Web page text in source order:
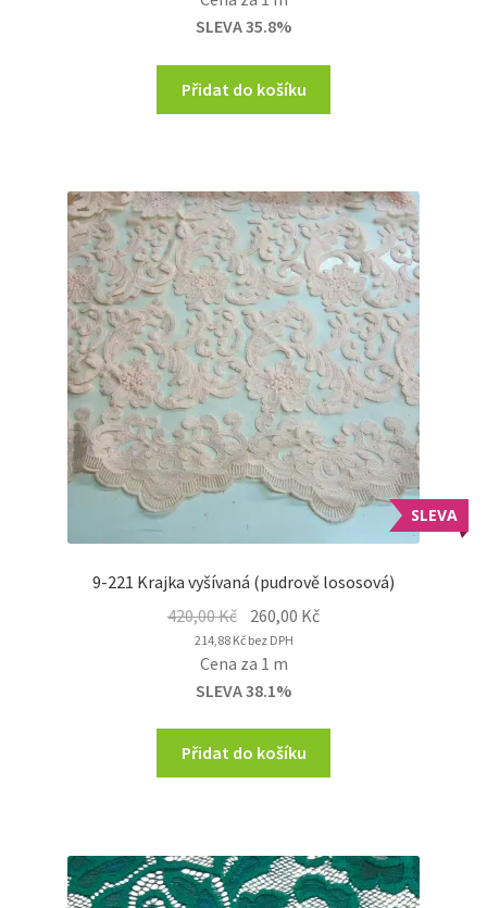
was:
330,00 Kč.
SLEVA 35.8%
Přidat do košíku
SLEVA
9-221 Krajka vyšívaná (pudrově lososová)
420,00Kč Original
price
was:
420,00 Kč.
260,00 KčCurrent
214,88 Kčbez DPH
Cena za 1 m
SLEVA 38.1%
Přidat do košíku